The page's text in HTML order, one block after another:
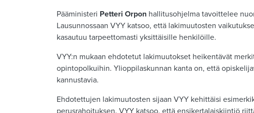
Pääministeri Petteri Orpon hallitusohjelma tavoittelee
Lausunnossaan VYY katsoo, että lakimuutosten
kasautuu tarpeettomasti yksittäisille henkilöille.
VYY:n mukaan ehdotetut lakimuutokset heikentävät
opintopolkuihin. Ylioppilaskunnan kanta on, että
kannustavia.
Ehdotettujen lakimuutosten sijaan VYY kehittäisi
perusrahoituksen. VYY katsoo, että ensikertalaiskiintiö